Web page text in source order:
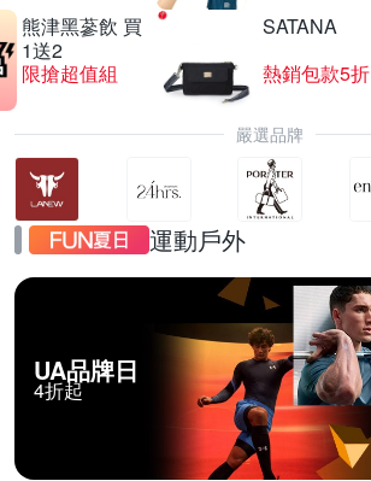
熊津黑蔘飲 買
1送2
限搶超值組
SATANA
熱銷包款5折
嚴選品牌
運動戶外
UA品牌日
4折起